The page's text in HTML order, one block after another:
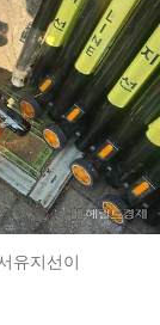
유지선이